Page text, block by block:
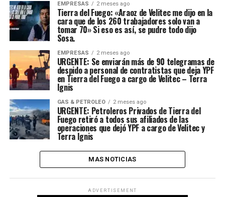
EMPRESAS 2 meses ago
Tierra del Fuego: «Araoz de Velitec me dijo en la
cara que de los 260 trabajadores solo van a
tomar 70» Si eso es así, se pudre todo dijo
Sosa.
EMPRESAS 2 meses ago
URGENTE: Se enviarán más de 90 telegramas de
despido a personal de contratistas que deja YPF
en Tierra del Fuego a cargo de Velitec – Terra
Ignis
GAS & PETROLEO 2 meses ago
URGENTE: Petroleros Privados de Tierra del
Fuego retiró a todos sus afiliados de las
operaciones que dejó YPF a cargo de Velitec y
Terra Ignis
MAS NOTICIAS
ADVERTISEMENT